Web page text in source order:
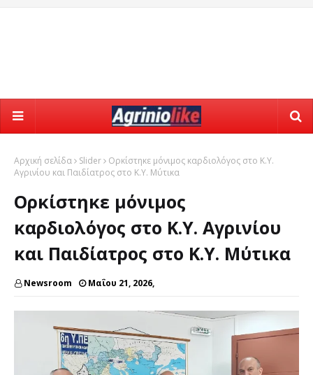
Αρχική σελίδα Slider
Ορκίστηκε μόνιμος καρδιολόγος στο Κ.Υ.
Αγρινίου και Παιδίατρος στο Κ.Υ. Μύτικα
Ορκίστηκε μόνιμος
καρδιολόγος στο Κ.Υ. Αγρινίου
και Παιδίατρος στο Κ.Υ. Μύτικα
Newsroom Μαΐου 21, 2026,